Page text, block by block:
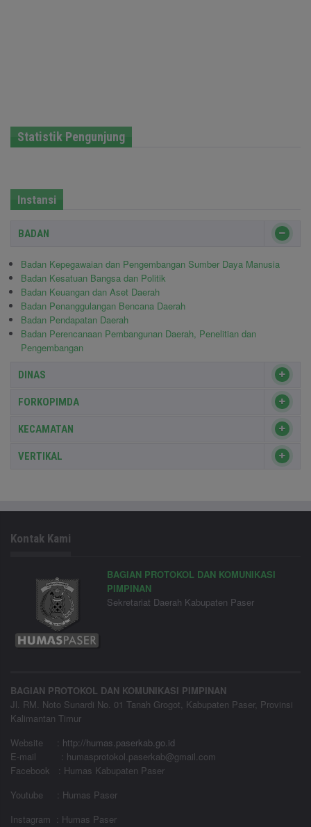
Statistik Pengunjung
Instansi
BADAN
Badan Kepegawaian dan Pengembangan Sumber Daya Manusia
Badan Kesatuan Bangsa dan Politik
Badan Keuangan dan Aset Daerah
Badan Penanggulangan Bencana Daerah
Badan Pendapatan Daerah
Badan Perencanaan Pembangunan Daerah, Penelitian dan
Pengembangan
DINAS
FORKOPIMDA
KECAMATAN
VERTIKAL
Kontak Kami
BAGIAN PROTOKOL DAN KOMUNIKASI
PIMPINAN
Sekretariat Daerah Kabupaten Paser
BAGIAN PROTOKOL DAN KOMUNIKASI PIMPINAN
Jl. RM. Noto Sunardi No. 01 Tanah Grogot, Kabupaten Paser, Provinsi
Kalimantan Timur
Website
: http://humas.paserkab.go.id
E-mail : humasprotokol.paserkab@gmail.com
Facebook : Humas Kabupaten Paser
Youtube : Humas Paser
Instagram : Humas Paser